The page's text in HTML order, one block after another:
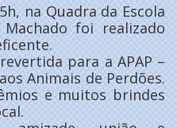
na Quadra da Escola
foi realizado
para a APAP –
Animais de Perdões.
e muitos brindes